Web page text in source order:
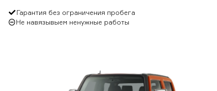
Гарантия без ограничения пробега
Не навязывыем ненужные работы